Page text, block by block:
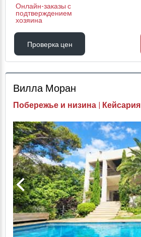
Онлайн-заказы с
подтверждением
хозяина
Проверка цен
Проверка цен
Вилла Моран
Побережье и низина | Кейсария